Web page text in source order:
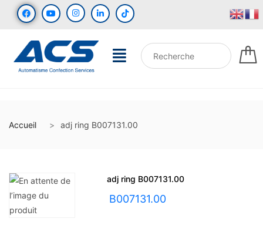
Accueil adj ring B007131.00
adj ring B007131.00
B007131.00